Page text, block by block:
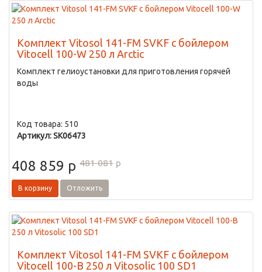
Комплект Vitosol 141-FM SVKF с бойлером
Vitocell 100-W 250 л Arctic
Комплект гелиоустановки для приготовления горячей
воды
Код товара: 510
Артикул: SK06473
408 859 p 481 081 p
В корзину Отложить
Комплект Vitosol 141-FM SVKF с бойлером
Vitocell 100-B 250 л Vitosolic 100 SD1